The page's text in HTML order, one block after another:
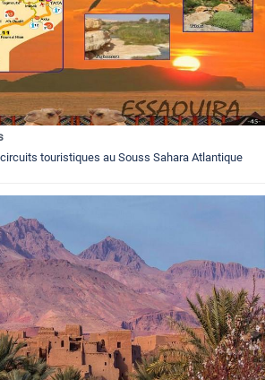
touristiques au Souss Sahara Atlantique